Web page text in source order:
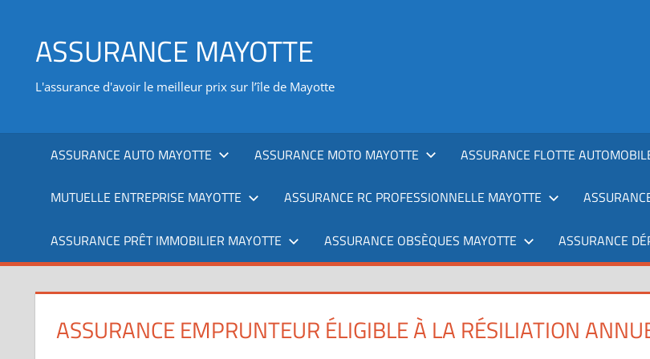
contenuASSURANCE MAYOTTE
L'assurance d'avoir le meilleur prix sur l’île de Mayotte
ASSURANCE AUTO MAYOTTE ASSURANCE MOTO MAYOTTE ASSURANCE FLOTTE
MUTUELLE ENTREPRISE MAYOTTE ASSURANCE RC PROFESSIONNELLE MAYOTTE
ASSURANCE PRÊT IMMOBILIER MAYOTTE ASSURANCE OBSÈQUES MAYOTTE ASSURANCE
ASSURANCE EMPRUNTEUR ÉLIGIBLE À LA RÉSILIATION